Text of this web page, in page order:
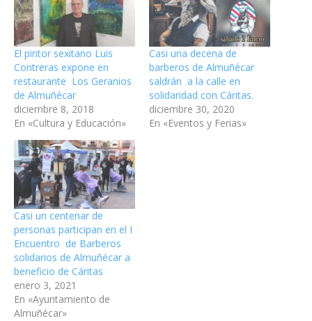
El pintor sexitano Luis
Contreras expone en
restaurante Los Geranios
de Almuñécar
diciembre 8, 2018
En «Cultura y Educación»
Casi una decena de
barberos de Almuñécar
saldrán a la calle en
solidaridad con Cáritas.
diciembre 30, 2020
En «Eventos y Ferias»
Casi un centenar de
personas participan en el I
Encuentro de Barberos
solidarios de Almuñécar a
beneficio de Cáritas
enero 3, 2021
En «Ayuntamiento de
Almuñécar»